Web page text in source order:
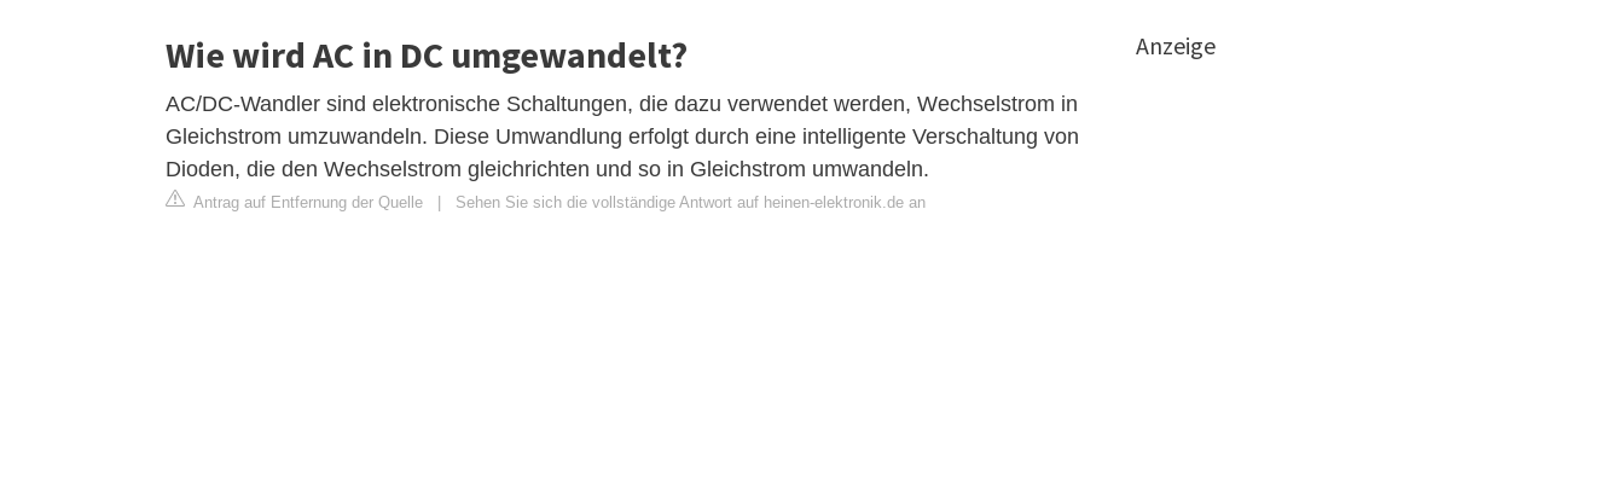
Wie wird AC in DC umgewandelt?
AC/DC-Wandler sind elektronische Schaltungen, die dazu verwendet werden, Wechselstrom in
Gleichstrom umzuwandeln. Diese Umwandlung erfolgt durch eine intelligente Verschaltung von
Dioden, die den Wechselstrom gleichrichten und so in Gleichstrom umwandeln.
Antrag auf Entfernung der Quelle Sehen Sie sich die vollständige Antwort auf heinen-elektronik.de an
Anzeige